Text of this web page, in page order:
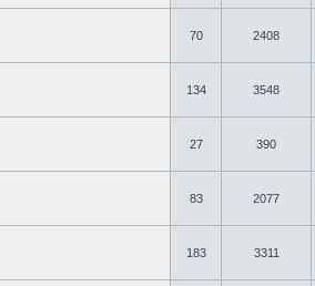
70 2408
134 3548
27 390
83 2077
183 3311